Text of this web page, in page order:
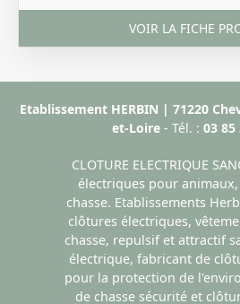
VOIR LA FICHE
Etablissement HERBIN | 71220
et-Loire - Tél. : 03 85
CLOTURE ELECTRIQUE
électriques pour
chasse. Etablissements
clôtures électriques,
chasse, repulsif et attractif
électrique, fabricant de
pour la protection de
de chasse sécurité et